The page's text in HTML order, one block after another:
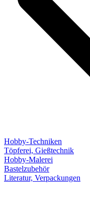
Hobby-Techniken
Töpferei, Gießtechnik
Hobby-Malerei
Bastelzubehör
Literatur, Verpackungen